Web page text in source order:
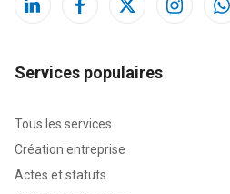
Services populaires
Tous les services
Création entreprise
Actes et statuts